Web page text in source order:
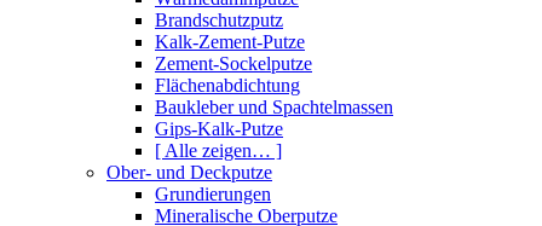
Brandschutzputz
Kalk-Zement-Putze
Zement-Sockelputze
Flächenabdichtung
Baukleber und Spachtelmassen
Gips-Kalk-Putze
[ Alle zeigen… ]
Ober- und Deckputze
Grundierungen
Mineralische Oberputze